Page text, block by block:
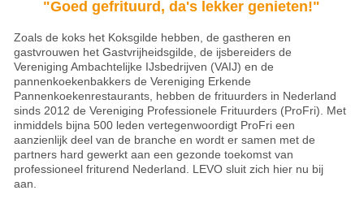
"Goed gefrituurd, da's lekker genieten!"
Zoals de koks het Koksgilde hebben, de gastheren en
gastvrouwen het Gastvrijheidsgilde, de ijsbereiders de
Vereniging Ambachtelijke IJsbedrijven (VAIJ) en de
pannenkoekenbakkers de Vereniging Erkende
Pannenkoekenrestaurants, hebben de frituurders in Nederland
sinds 2012 de Vereniging Professionele Frituurders (ProFri). Met
inmiddels bijna 500 leden vertegenwoordigt ProFri een
aanzienlijk deel van de branche en wordt er samen met de
partners hard gewerkt aan een gezonde toekomst van
professioneel friturend Nederland. LEVO sluit zich hier nu bij
aan.